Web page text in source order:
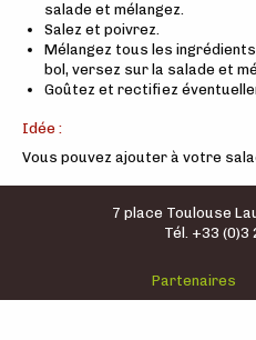
salade et mélangez.
Salez et poivrez.
Mélangez tous les
bol, versez sur la salade et
Goûtez et rectifiez
Idée :
Vous pouvez ajouter à votre
7 place Toulouse
Tél. +33 (0)3
Partenaires